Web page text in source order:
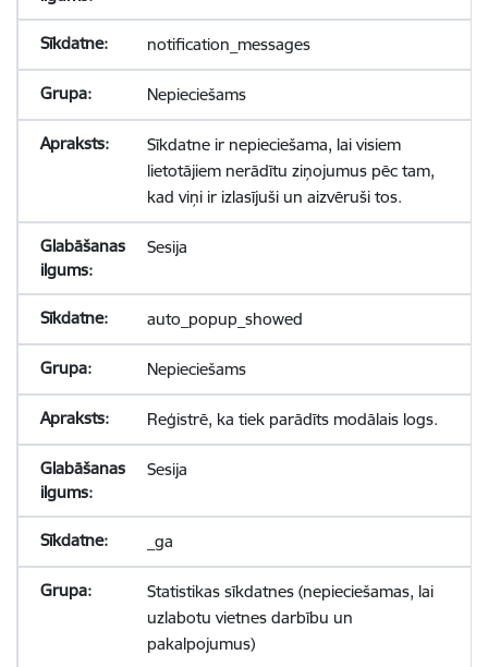
notification_messages
Nepieciešams
Sīkdatne ir nepieciešama, lai visiem
lietotājiem nerādītu ziņojumus pēc tam,
kad viņi ir izlasījuši un aizvēruši tos.
Sesija
auto_popup_showed
Nepieciešams
Reģistrē, ka tiek parādīts modālais logs.
Sesija
_ga
Statistikas sīkdatnes (nepieciešamas, lai
uzlabotu vietnes darbību un
pakalpojumus)